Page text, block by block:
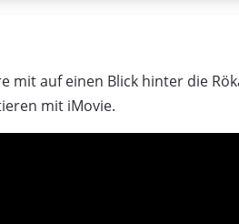
auf einen Blick hinter die
mit iMovie.